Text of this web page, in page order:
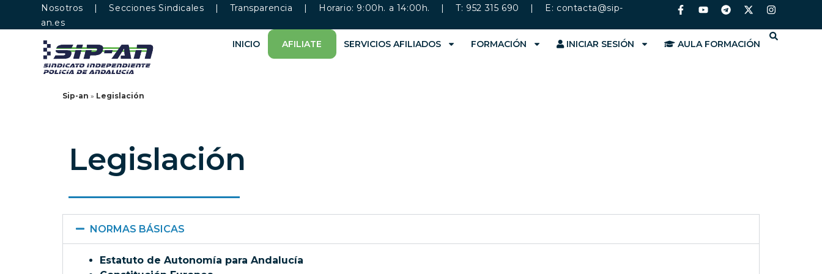
Nosotros |Secciones Sindicales | Transparencia | Horario: 9:00h. a 14:00h. | T: 952 315 690 | E: contacta@sip-
an.es
INICIO
AFILIATE SERVICIOS AFILIADOS FORMACIÓN INICIAR SESIÓN AULA FORMACIÓN
Sip-an » Legislación
Legislación
NORMAS BÁSICAS
Estatuto de Autonomía para Andalucía